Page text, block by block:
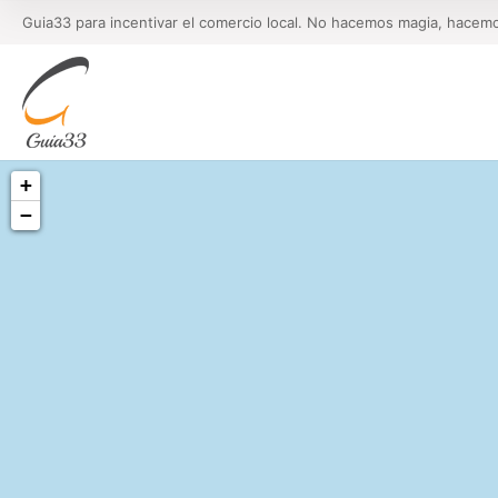
Guia33 para incentivar el comercio local. No hacemos magia,
+
−